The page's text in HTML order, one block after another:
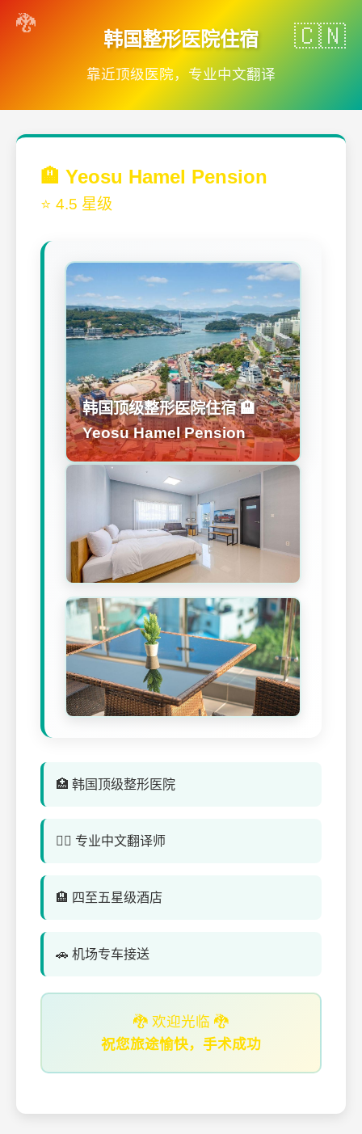
韩国整形医院住宿
靠近顶级医院，专业中文翻译
🏨 Yeosu Hamel Pension
⭐ 4.5 星级
韩国顶级整形医院住宿 🏨
Yeosu Hamel Pension
🏥 韩国顶级整形医院
👨‍⚕️ 专业中文翻译师
🏨 四至五星级酒店
🚗 机场专车接送
🐉 欢迎光临 🐉
祝您旅途愉快，手术成功